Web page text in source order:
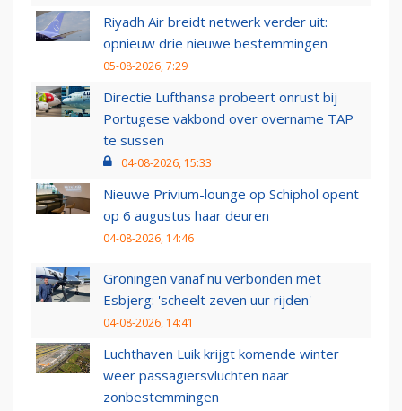
Riyadh Air breidt netwerk verder uit:
opnieuw drie nieuwe bestemmingen
05-08-2026, 7:29
Directie Lufthansa probeert onrust bij
Portugese vakbond over overname TAP
te sussen
04-08-2026, 15:33
Nieuwe Privium-lounge op Schiphol opent
op 6 augustus haar deuren
04-08-2026, 14:46
Groningen vanaf nu verbonden met
Esbjerg: 'scheelt zeven uur rijden'
04-08-2026, 14:41
Luchthaven Luik krijgt komende winter
weer passagiersvluchten naar
zonbestemmingen